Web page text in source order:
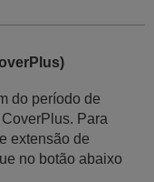
do período de
Para
extensão de
no botão abaixo